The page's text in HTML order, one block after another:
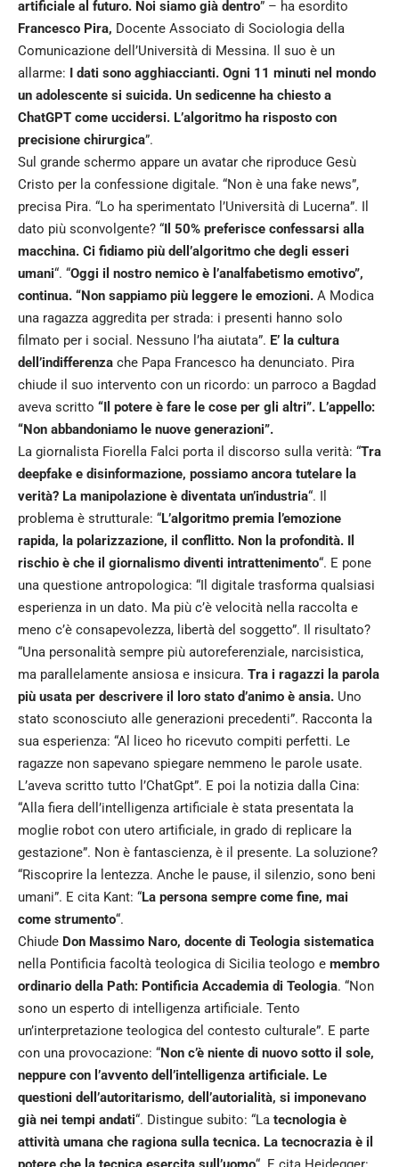
artificiale al futuro. Noi siamo già dentro” – ha esordito
Francesco Pira, Docente Associato di Sociologia della
Comunicazione dell’Università di Messina. Il suo è un
allarme: I dati sono agghiaccianti. Ogni 11 minuti nel mondo
un adolescente si suicida. Un sedicenne ha chiesto a
ChatGPT come uccidersi. L’algoritmo ha risposto con
precisione chirurgica”.
Sul grande schermo appare un avatar che riproduce Gesù
Cristo per la confessione digitale. “Non è una fake news”,
precisa Pira. “Lo ha sperimentato l’Università di Lucerna”. Il
dato più sconvolgente? “Il 50% preferisce confessarsi alla
macchina. Ci fidiamo più dell’algoritmo che degli esseri
umani“. “Oggi il nostro nemico è l’analfabetismo emotivo”,
continua. “Non sappiamo più leggere le emozioni. A Modica
una ragazza aggredita per strada: i presenti hanno solo
filmato per i social. Nessuno l’ha aiutata”. E’ la cultura
dell’indifferenza che Papa Francesco ha denunciato. Pira
chiude il suo intervento con un ricordo: un parroco a Bagdad
aveva scritto “Il potere è fare le cose per gli altri”. L’appello:
“Non abbandoniamo le nuove generazioni”.
La giornalista Fiorella Falci porta il discorso sulla verità: “Tra
deepfake e disinformazione, possiamo ancora tutelare la
verità? La manipolazione è diventata un’industria“. Il
problema è strutturale: “L’algoritmo premia l’emozione
rapida, la polarizzazione, il conflitto. Non la profondità. Il
rischio è che il giornalismo diventi intrattenimento“. E pone
una questione antropologica: “Il digitale trasforma qualsiasi
esperienza in un dato. Ma più c’è velocità nella raccolta e
meno c’è consapevolezza, libertà del soggetto”. Il risultato?
“Una personalità sempre più autoreferenziale, narcisistica,
ma parallelamente ansiosa e insicura. Tra i ragazzi la parola
più usata per descrivere il loro stato d’animo è ansia. Uno
stato sconosciuto alle generazioni precedenti”. Racconta la
sua esperienza: “Al liceo ho ricevuto compiti perfetti. Le
ragazze non sapevano spiegare nemmeno le parole usate.
L’aveva scritto tutto l’ChatGpt”. E poi la notizia dalla Cina:
“Alla fiera dell’intelligenza artificiale è stata presentata la
moglie robot con utero artificiale, in grado di replicare la
gestazione”. Non è fantascienza, è il presente. La soluzione?
“Riscoprire la lentezza. Anche le pause, il silenzio, sono beni
umani”. E cita Kant: “La persona sempre come fine, mai
come strumento“.
Chiude Don Massimo Naro, docente di Teologia sistematica
nella Pontificia facoltà teologica di Sicilia teologo e membro
ordinario della Path: Pontificia Accademia di Teologia. “Non
sono un esperto di intelligenza artificiale. Tento
un’interpretazione teologica del contesto culturale”. E parte
con una provocazione: “Non c’è niente di nuovo sotto il sole,
neppure con l’avvento dell’intelligenza artificiale. Le
questioni dell’autoritarismo, dell’autorialità, si imponevano
già nei tempi andati“. Distingue subito: “La tecnologia è
attività umana che ragiona sulla tecnica. La tecnocrazia è il